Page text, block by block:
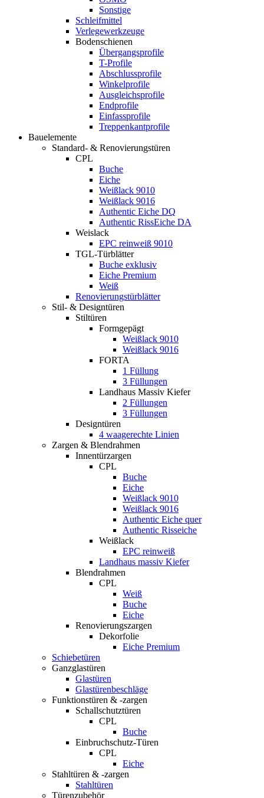
Sonstige
Schleifmittel
Verlegewerkzeuge
Bodenschienen
Übergangsprofile
T-Profile
Abschlussprofile
Winkelprofile
Ausgleichsprofile
Endprofile
Einfassprofile
Treppenkantprofile
Bauelemente
Standard- & Renovierungstüren
CPL
Buche
Eiche
Weißlack 9010
Weißlack 9016
Authentic Eiche DQ
Authentic RissEiche DA
Weislack
EPC reinweiß 9010
TGL-Türblätter
Buche exklusiv
Eiche Premium
Weiß
Renovierungstürblätter
Stil- & Designtüren
Stiltüren
Formgepägt
Weißlack 9010
Weißlack 9016
FORTA
1 Füllung
3 Füllungen
Landhaus Massiv Kiefer
2 Füllungen
3 Füllungen
Designtüren
4 waagerechte Linien
Zargen & Blendrahmen
Innentürzargen
CPL
Buche
Eiche
Weißlack 9010
Weißlack 9016
Authentic Eiche quer
Authentic Risseiche
Weißlack
EPC reinweiß
Landhaus massiv Kiefer
Blendrahmen
CPL
Weiß
Buche
Eiche
Renovierungszargen
Dekorfolie
Eiche Premium
Schiebetüren
Ganzglastüren
Glastüren
Glastürenbeschläge
Funktionstüren & -zargen
Schallschutztüren
CPL
Buche
Einbruchschutz-Türen
CPL
Eiche
Stahltüren & -zargen
Stahltüren
Türenzubehör